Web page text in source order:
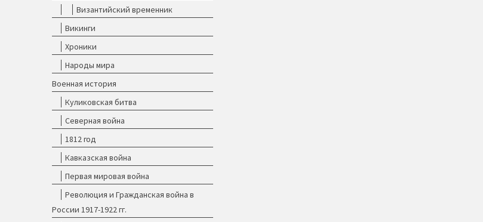
Византийский временник
Викинги
Хроники
Народы мира
Военная история
Куликовская битва
Северная война
1812 год
Кавказская война
Первая мировая война
Революция и Гражданская война в
России 1917-1922 гг.